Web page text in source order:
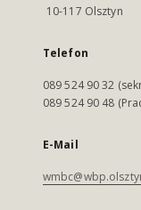
10-117 Olsztyn
Telefon
089 524 90 32
089 524 90 48
E-Mail